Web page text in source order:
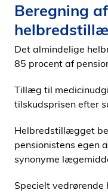
Beregning
Det almindelige
85 procent af
Tillæg til
tilskudsprisen efter
Helbredstillægget
pensionistens egen
synonyme
Specielt